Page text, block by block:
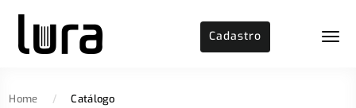
Cadastro
Home / Catálogo